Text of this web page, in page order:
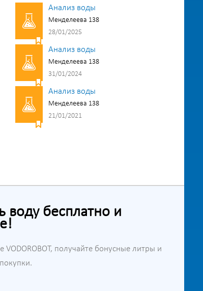
Анализ воды
Менделеева 138
28/01/2025
Анализ воды
Менделеева 138
31/01/2024
Анализ воды
Менделеева 138
21/01/2021
бесплатно и
получайте бонусные литры и